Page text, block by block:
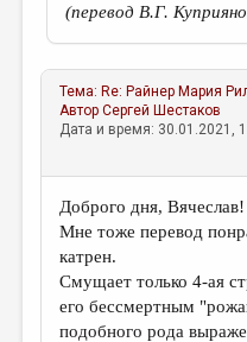
(перевод В.Г.
Тема: Re: Райнер Мария
АвторСергей Шестаков
Дата и время: 30.01.2021,
Доброго дня, Вячеслав!
Мне тоже перевод
катрен.
Смущает только 4-ая
его бессмертным
подобного рода